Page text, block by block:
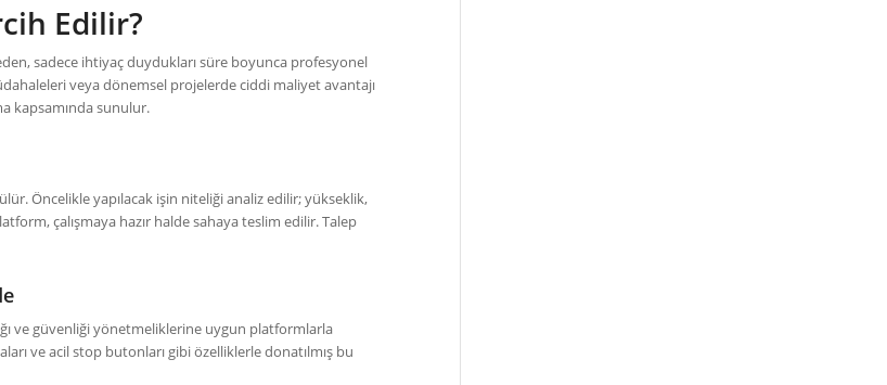
Edilir?
sadece ihtiyaç duydukları süre boyunca profesyonel
veya dönemsel projelerde ciddi maliyet avantajı
kapsamında sunulur.
Öncelikle yapılacak işin niteliği analiz edilir; yükseklik,
çalışmaya hazır halde sahaya teslim edilir. Talep
ve güvenliği yönetmeliklerine uygun platformlarla
ve acil stop butonları gibi özelliklerle donatılmış bu